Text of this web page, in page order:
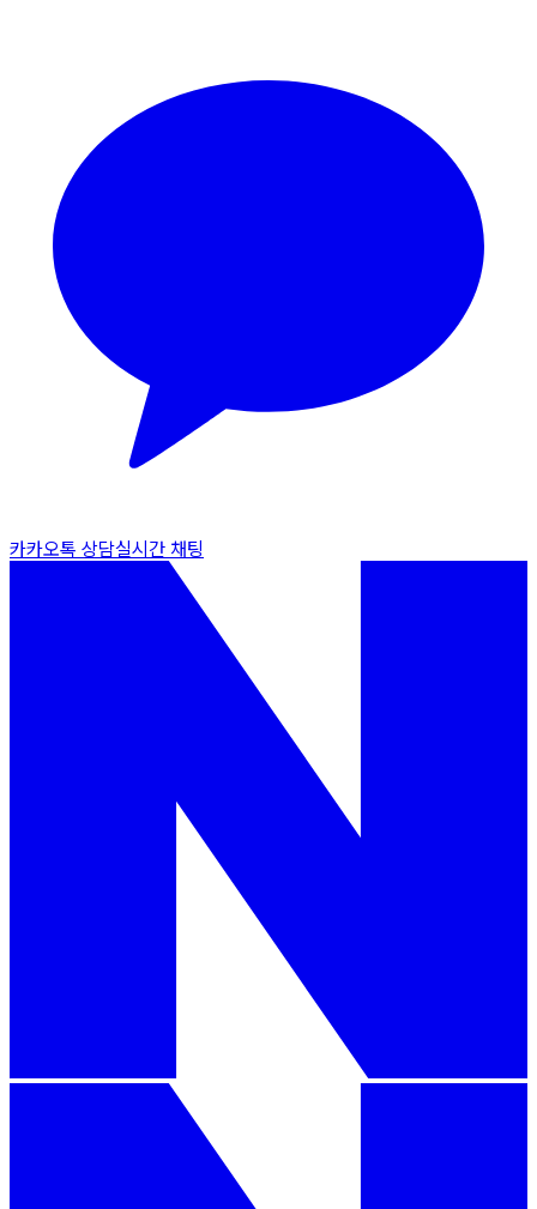
카카오톡 상담실시간 채팅